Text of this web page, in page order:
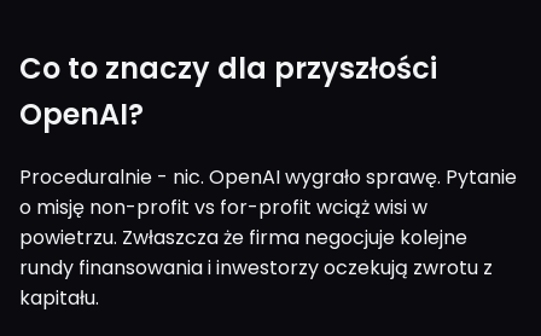
Co to znaczy dla przyszłości
OpenAI?
Proceduralnie - nic. OpenAI wygrało sprawę. Pytanie
o misję non-profit vs for-profit wciąż wisi w
powietrzu. Zwłaszcza że firma negocjuje kolejne
rundy finansowania i inwestorzy oczekują zwrotu z
kapitału.